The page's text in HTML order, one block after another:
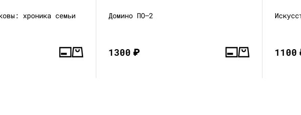
хроника семьи Домино ПО—2
1300₽